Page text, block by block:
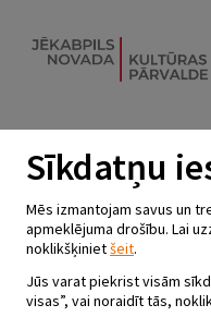
INGAS
“ZIEDĒT KĀ
BIBLIOTĒKĀ
26.04 - 26.05
Sīkdatņu
Mēs izmantojam savus un
apmeklējuma drošību. Lai
noklikšķinietšeit.
Jūs varat piekrist visām
visas”, vai noraidīt tās,